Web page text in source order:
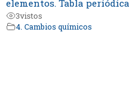
elementos. Tabla periódica
3vistos
4. Cambios químicos